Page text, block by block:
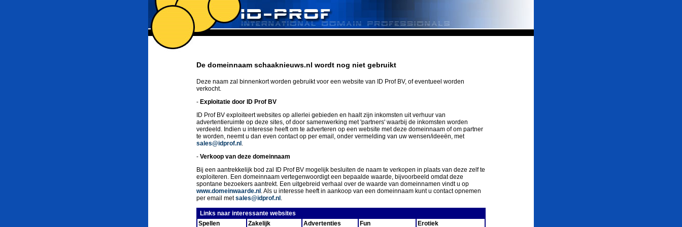
De domeinnaam schaaknieuws.nl wordt nog niet gebruikt
Deze naam zal binnenkort worden gebruikt voor een website van ID Prof BV, of eventueel worden
verkocht.
- Exploitatie door ID Prof BV
ID Prof BV exploiteert websites op allerlei gebieden en haalt zijn inkomsten uit verhuur van
advertentieruimte op deze sites, of door samenwerking met 'partners' waarbij de inkomsten worden
verdeeld. Indien u interesse heeft om te adverteren op een website met deze domeinnaam of om partner
te worden, neemt u dan even contact op per email, onder vermelding van uw wensen/ideeën, met
sales@idprof.nl .
- Verkoop van deze domeinnaam
Bij een aantrekkelijk bod zal ID Prof BV mogelijk besluiten de naam te verkopen in plaats van deze zelf te
exploiteren. Een domeinnaam vertegenwoordigt een bepaalde waarde, bijvoorbeeld omdat deze
spontane bezoekers aantrekt. Een uitgebreid verhaal over de waarde van domeinnamen vindt u op
www.domeinwaarde.nl . Als u interesse heeft in aankoop van een domeinnaam kunt u contact opnemen
per email metsales@idprof.nl .
Links naar interessante websites
Spellen
Zakelijk
Advertenties
Fun
Erotiek